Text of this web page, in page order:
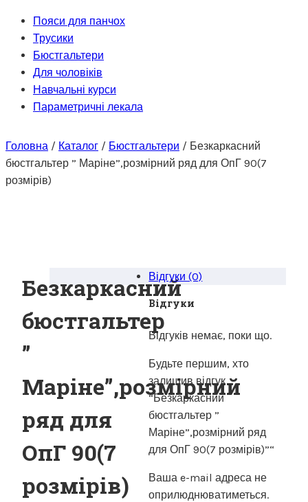
Пояси для панчох
Трусики
Бюстгальтери
Для чоловіків
Навчальні курси
Параметричні лекала
Головна / Каталог / Бюстгальтери / Безкаркасний
бюстгальтер ” Маріне”,розмірний ряд для ОпГ 90(7
розмірів)
Безкаркасний
бюстгальтер
”
Маріне”,розмірний
ряд для
ОпГ 90(7
розмірів)
Відгуки (0)
Відгуки
Відгуків немає, поки що.
Будьте першим, хто
залишив відгук
“Безкаркасний
бюстгальтер ”
Маріне”,розмірний ряд
для ОпГ 90(7 розмірів)”“
Ваша e-mail адреса не
оприлюднюватиметься.